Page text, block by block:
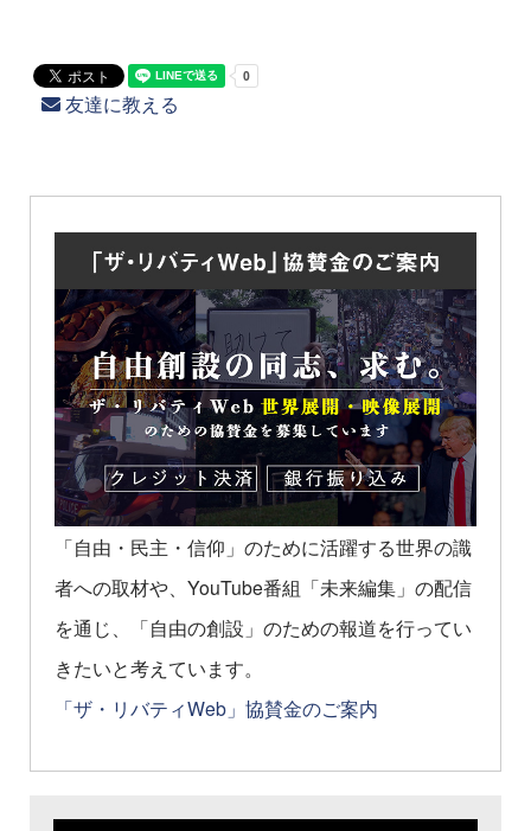
友達に教える
「自由・民主・信仰」のために活躍する世界の識
者への取材や、YouTube番組「未来編集」の配信
を通じ、「自由の創設」のための報道を行ってい
きたいと考えています。
「ザ・リバティWeb」協賛金のご案内